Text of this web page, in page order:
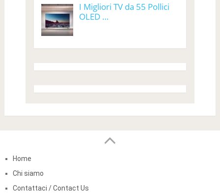
I Migliori TV da 55 Pollici
OLED …
Home
Chi siamo
Contattaci / Contact Us